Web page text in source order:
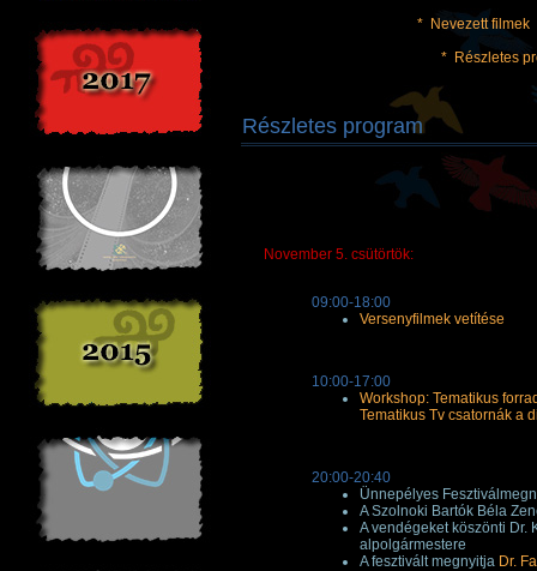
* Nevezett filmek
* Részletes
Részletes program
November 5. csütörtök:
09:00-18:00
Versenyfilmek vetítése
10:00-17:00
Workshop: Tematikus
Tematikus Tv csatornák a
20:00-20:40
Ünnepélyes
A Szolnoki Bartók Béla
A vendégeket köszönti Dr.
alpolgármestere
A fesztivált megnyitja Dr.